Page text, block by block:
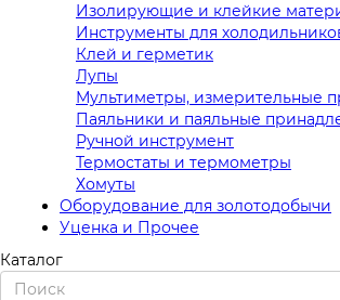
Изолирующие и клейкие
Инструменты для
Клей и герметик
Лупы
Мультиметры, измерительные
Паяльники и паяльные
Ручной инструмент
Термостаты и термометры
Хомуты
Оборудование для золотодобычи
Уценка и Прочее
Каталог